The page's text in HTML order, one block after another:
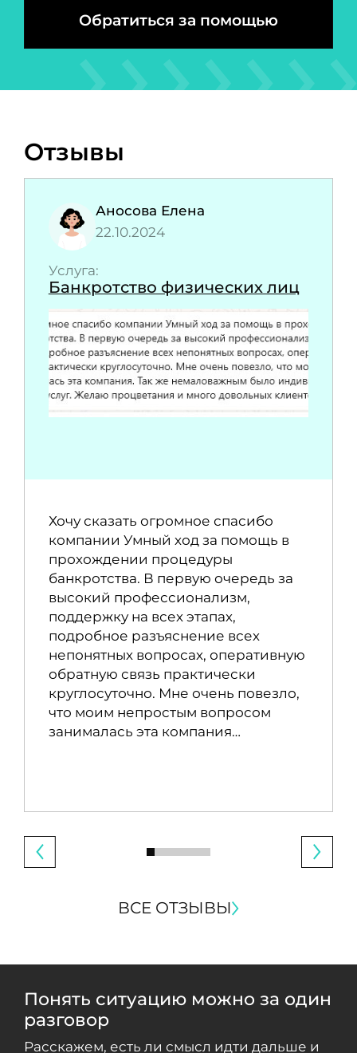
Обратиться за помощью
Отзывы
Аносова Елена
22.10.2024
Услуга:
Банкротство физических лиц
Хочу сказать огромное спасибо
компании Умный ход за помощь в
прохождении процедуры
банкротства. В первую очередь за
высокий профессионализм,
поддержку на всех этапах,
подробное разъяснение всех
непонятных вопросах, оперативную
обратную связь практически
круглосуточно. Мне очень повезло,
что моим непростым вопросом
занималась эта компания…
ВСЕ ОТЗЫВЫ
Понять ситуацию можно за один
разговор
Расскажем, есть ли смысл идти дальше и